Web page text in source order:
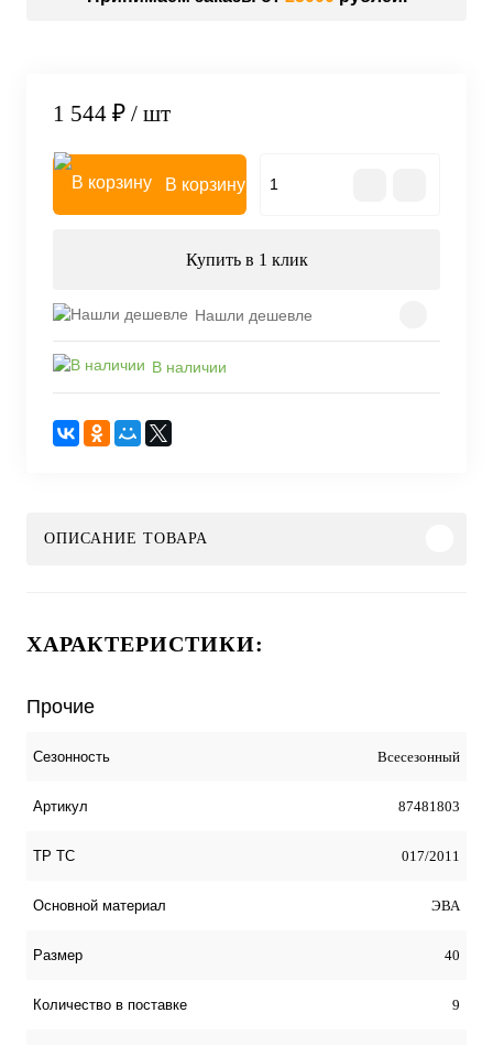
1 544 ₽ / шт
В корзину
Купить в 1 клик
Нашли дешевле
В наличии
ОПИСАНИЕ ТОВАРА
ХАРАКТЕРИСТИКИ:
Прочие
Сезонность Всесезонный
Артикул 87481803
ТР ТС 017/2011
Оcновной материал ЭВА
Размер 40
Количество в поставке 9